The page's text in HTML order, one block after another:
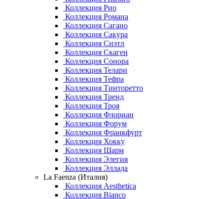
Коллекция Рио
Коллекция Романа
Коллекция Сагано
Коллекция Сакура
Коллекция Сиэтл
Коллекция Скаген
Коллекция Сонора
Коллекция Телари
Коллекция Тефра
Коллекция Тинторетто
Коллекция Тренд
Коллекция Троя
Коллекция Флориан
Коллекция Форум
Коллекция Франкфурт
Коллекция Хокку
Коллекция Шарм
Коллекция Элегия
Коллекция Эллада
La Faenza (Италия)
Коллекция Aesthetica
Коллекция Bianco